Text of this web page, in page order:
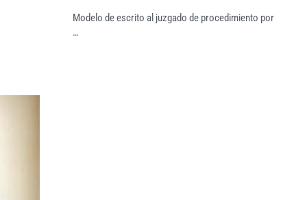
Modelo de escrito al juzgado de procedimiento por
…